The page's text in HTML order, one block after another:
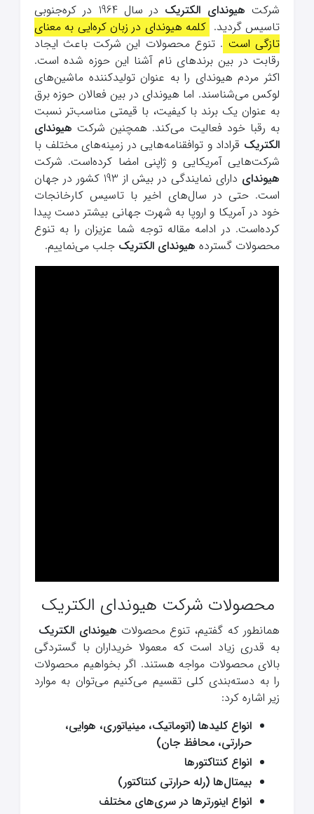
شرکت هیوندای الکتریک
در سال 1964 در کره‌جنوبی
تاسیس گردید. کلمه هیوندای در زبان کره‌ایی به معنای
تازگی است . تنوع محصولات این شرکت باعث ایجاد
رقابت در بین برندهای نام آشنا این حوزه شده‌ است.
اکثر مردم هیوندای را به عنوان تولیدکننده ماشین‌های
لوکس می‌شناسند. اما هیوندای در بین فعالان حوزه برق
به عنوان یک برند با کیفیت، با قیمتی مناسب‌تر نسبت
به رقبا خود فعالیت می‌کند. همچنین شرکتهیوندای
الکتریک قراداد و توافقنامه‌هایی در زمینه‌های مختلف با
شرکت‌هایی آمریکایی و ژاپنی امضا کرده‌است. شرکت
هیوندای
دارای نمایندگی در بیش از 193 کشور در جهان
است. حتی در سال‌های اخیر با تاسیس کارخانجات
خود در آمریکا و اروپا به شهرت جهانی بیشتر دست پیدا
کرده‌است. در ادامه مقاله توجه شما عزیزان را به تنوع
محصولات گسترده هیوندای الکتریک جلب می‌نماییم.
محصولات شرکت هیوندای الکتریک
همانطور که گفتیم، تنوع محصولات هیوندای الکتریک
به قدری زیاد است که معمولا خریداران با گستردگی
بالای محصولات مواجه هستند. اگر بخواهیم محصولات
را به دسته‌بندی کلی تقسیم می‌کنیم می‌توان به موارد
زیر اشاره کرد:
انواع کلیدها (اتوماتیک، مینیاتوری، هوایی،
حرارتی، محافظ جان)
انواع کنتاکتورها
بیمتال‌ها (رله حرارتی کنتاکتور)
انواع اینورترها در سری‌های مختلف